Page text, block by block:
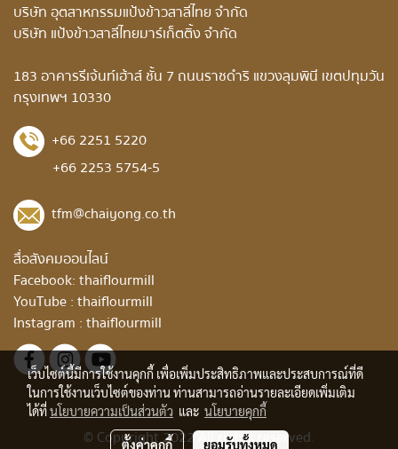
บริษัท อุตสาหกรรมแป้งข้าวสาลีไทย จำกัด
บริษัท แป้งข้าวสาลีไทยมาร์เก็ตติ้ง จำกัด
183 อาคารรีเจ้นท์เฮ้าส์ ชั้น 7 ถนนราชดำริ แขวงลุมพินี เขตปทุมวัน
กรุงเทพฯ 10330
+66 2251 5220
+66 2253 5754-5
tfm@chaiyong.co.th
สื่อสังคมออนไลน์
Facebook:thaiflourmill
YouTube :thaiflourmill
Instagram :thaiflourmill
© Copyright 2022 All rights reserved.
เว็บไซต์นี้มีการใช้งานคุกกี้ เพื่อเพิ่มประสิทธิภาพและประสบการณ์ที่ดี
ในการใช้งานเว็บไซต์ของท่าน ท่านสามารถอ่านรายละเอียดเพิ่มเติม
ได้ที่นโยบายความเป็นส่วนตัว และ นโยบายคุกกี้
ตั้งค่าคุกกี้ ยอมรับทั้งหมด